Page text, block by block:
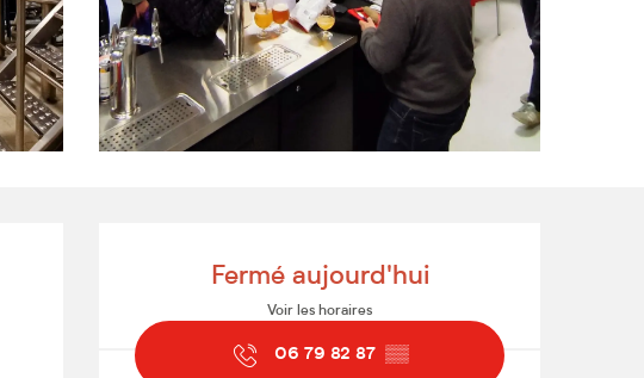
Ouverture et coordonnées
Fermé aujourd'hui
Voir les horaires
06 79 82 87 ▒▒